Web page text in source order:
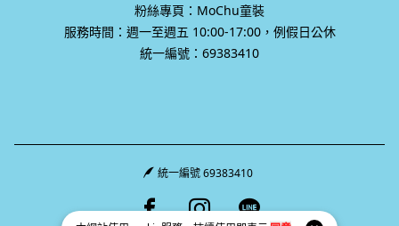
粉絲專頁：MoChu童裝
服務時間：週一至週五 10:00-17:00，例假日公休
統一編號：69383410
統一編號 69383410
Facebook page
Instagram page
Line page